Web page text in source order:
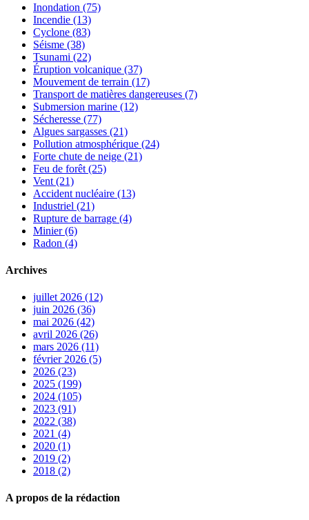
Inondation (75)
Incendie (13)
Cyclone (83)
Séisme (38)
Tsunami (22)
Éruption volcanique (37)
Mouvement de terrain (17)
Transport de matières dangereuses (7)
Submersion marine (12)
Sécheresse (77)
Algues sargasses (21)
Pollution atmosphérique (24)
Forte chute de neige (21)
Feu de forêt (25)
Vent (21)
Accident nucléaire (13)
Industriel (21)
Rupture de barrage (4)
Minier (6)
Radon (4)
Archives
juillet 2026 (12)
juin 2026 (36)
mai 2026 (42)
avril 2026 (26)
mars 2026 (11)
février 2026 (5)
2026 (23)
2025 (199)
2024 (105)
2023 (91)
2022 (38)
2021 (4)
2020 (1)
2019 (2)
2018 (2)
A propos de la rédaction